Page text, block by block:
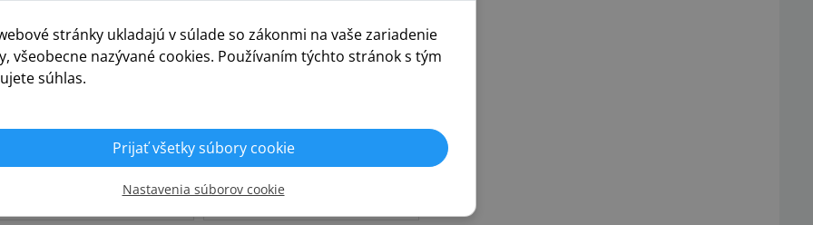
stránky ukladajú v súlade so zákonmi na vaše zariadenie
všeobecne nazývané cookies. Používaním týchto stránok s tým
súhlas.
Prijať všetky súbory cookie
Nastavenia súborov cookie